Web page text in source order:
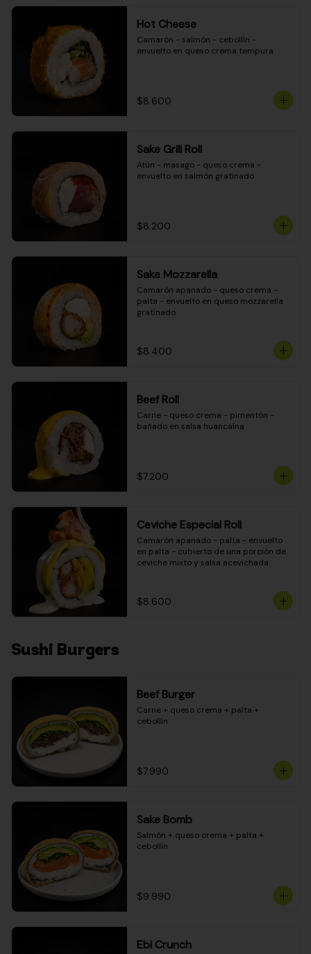
Hot Cheese
Camarón - salmón - cebollín -
envuelto en queso crema tempura
$8.600
Sake Grill Roll
Atún - masago - queso crema -
envuelto en salmón gratinado
$8.200
Sake Mozzarella
Camarón apanado - queso crema -
palta - envuelto en queso mozzarella
gratinado
$8.400
Beef Roll
Carne - queso crema - pimentón -
bañado en salsa huancaína
$7.200
Ceviche Especial Roll
Camarón apanado - palta - envuelto
en palta - cubierto de una porción de
ceviche mixto y salsa acevichada
$8.600
Sushi Burgers
Beef Burger
Carne + queso crema + palta +
cebollín
$7.990
Sake Bomb
Salmón + queso crema + palta +
cebollín
$9.990
Ebi Crunch